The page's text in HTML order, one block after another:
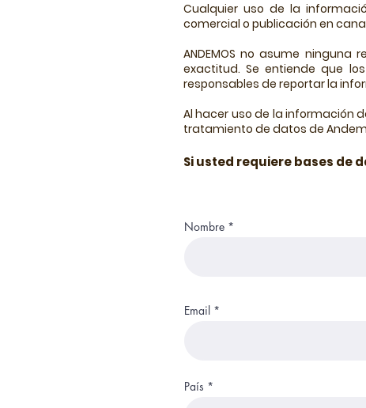
Cualquier uso de la
comercial o publicación en
ANDEMOS no asume
exactitud. Se entiende que
responsables de reportar la
Al hacer uso de la información
tratamiento de datos de
Si usted requiere bases de
Nombre
Email
País